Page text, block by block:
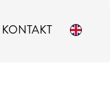
KONTAKT